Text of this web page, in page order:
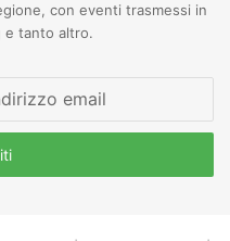
con eventi trasmessi in
e tanto altro.